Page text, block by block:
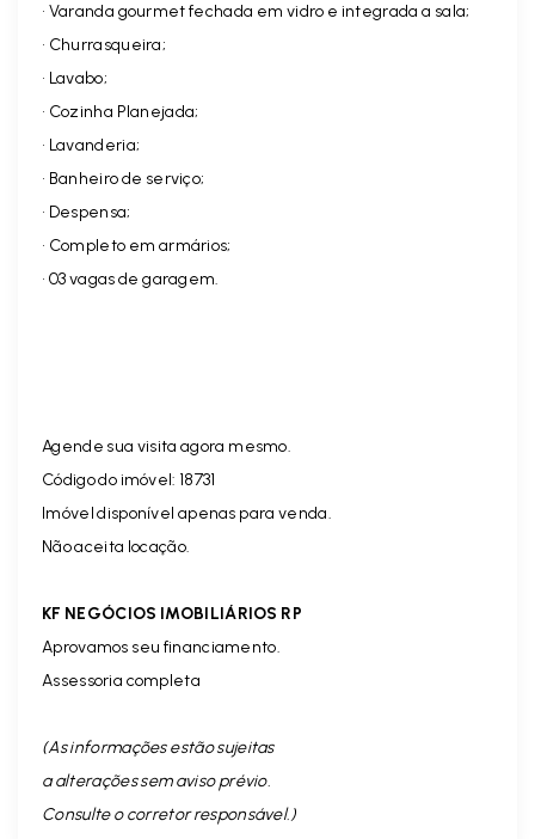
• Varanda gourmet fechada em vidro e integrada a sala;
• Churrasqueira;
• Lavabo;
• Cozinha Planejada;
• Lavanderia;
• Banheiro de serviço;
• Despensa;
• Completo em armários;
• 03 vagas de garagem.
Agende sua visita agora mesmo.
Código do imóvel: 18731
Imóvel disponível apenas para venda.
Não aceita locação.
KF NEGÓCIOS IMOBILIÁRIOS RP
Aprovamos seu financiamento.
Assessoria completa
(As informações estão sujeitas
a alterações sem aviso prévio.
Consulte o corretor responsável. )